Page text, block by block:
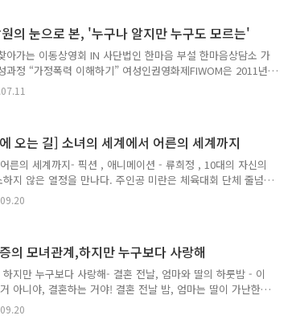
습니다. 본 후기는 2017년 7월 9일 일본군 '위안부' 세미나의
회 진행 후기입니다. #1통계로 보면 미국의 대학에서 여성
이 있다. 지성의 전당이라는 대학사회는 적어도 여성들에게 있
의 눈으로 본, '누구나 알지만 누구도 모르는'
아가는 이동상영회 IN 사단법인 한마음 부설 한마음상담소 가
과정 “가정폭력 이해하기” 여성인권영화제FIWOM은 2011년
영화제 지역상영’을 지원하고 있습니다. 여성인권영화제 지
만 진행되던 여성인권영화제를 확대하여 더 많은 지역 주민이
기관에 나누었습니다. 본 후기는 2017년 7월 6일 사단법인
상담소에서 진행된 '누구나 알지만 누구도 모르는' 상영회 후
에 대해 이해하기 위하여 가정폭력에 대한 기초적 이해 설명
오는 길] 소녀의 세계에서 어른의 세계까지
른의 세계까지- 픽션 , 애니메이션 - 류희정 , 10대의 자신의
지 않은 열정을 만나다. 주인공 미란은 체육대회 단체 줄넘
꾸만 줄에 걸린다. 연습을 감독하던 담임선생님은 더 잘하는
자리를 바꾸기를 원한다. 순식간에 그녀의 자리를 뺏겨버린 미
돌이었다. 담임선생님은 그녀의 종목을 바꾸라고 권유하다,
님의 눈에 미란의 줄넘기는 ‘고집’이었기 때문이다. 그녀 탓
줄넘기 성적을 거두지 못할 거고, 이는 곧 체육대회 전체에
의 모녀관계,하지만 누구보다 사랑해
지만 누구보다 사랑해- 결혼 전날, 엄마와 딸의 하룻밤 - 이
아니야, 결혼하는 거야! 결혼 전날 밤, 엄마는 딸이 가난한
을 간다며 걱정을 늘어놓는다. 딸도 돈이 안 되는 연극을 하
된 직장이 있어야 한다며 잘나가는 과거 애인의 안부까지 물